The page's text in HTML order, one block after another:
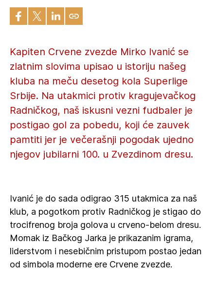
Kapiten Crvene zvezde Mirko Ivanić se
zlatnim slovima upisao u istoriju našeg
kluba na meču desetog kola Superlige
Srbije. Na utakmici protiv kragujevačkog
Radničkog, naš iskusni vezni fudbaler je
postigao gol za pobedu, koji će zauvek
pamtiti jer je večerašnji pogodak ujedno
njegov jubilarni 100. u Zvezdinom dresu.
Ivanić je do sada odigrao 315 utakmica za naš
klub, a pogotkom protiv Radničkog je stigao do
trocifrenog broja golova u crveno-belom dresu.
Momak iz Bačkog Jarka je prikazanim igrama,
liderstvom i nesebičnim pristupom postao jedan
od simbola moderne ere Crvene zvezde.